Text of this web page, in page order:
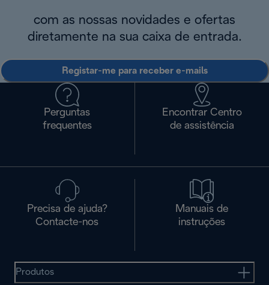
com as nossas novidades e ofertas
diretamente na sua caixa de entrada.
Registar-me para receber e-mails
Perguntas
frequentes
Encontrar Centro
de assistência
Precisa de ajuda?
Contacte-nos
Manuais de
instruções
Produtos